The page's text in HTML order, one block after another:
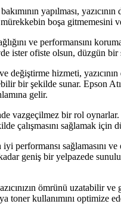
yapılması,
boşa gitmemesini
ve performansını
ister ofiste olsun, düzgün bir
değiştirme hizmeti,
bir şekilde sunar. Epson
gelir.
vazgeçilmez bir rol
çalışmasını sağlamak
iyi performansı
geniş bir yelpazede
ömrünü uzatabilir
toner kullanımını optimize